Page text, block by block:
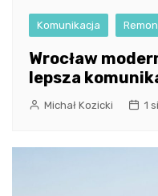
Komunikacja
Wrocław
lepsza
Michał Kozicki 1